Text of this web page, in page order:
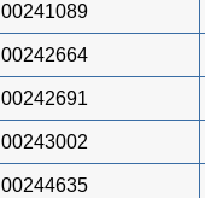
00241089
00242664
00242691
00243002
00244635